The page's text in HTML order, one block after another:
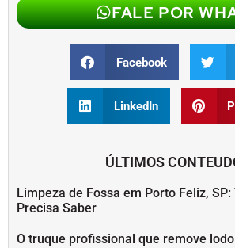
FALE POR
Facebook
LinkedIn
ÚLTIMOS
Limpeza de Fossa em Porto Feliz, SP:
Precisa Saber
O truque profissional que remove